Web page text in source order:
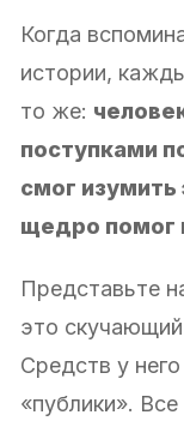
Когда
истории,
то же:
поступками
смог изумить
щедро помог
Представьте
это
Средств у
«публики».